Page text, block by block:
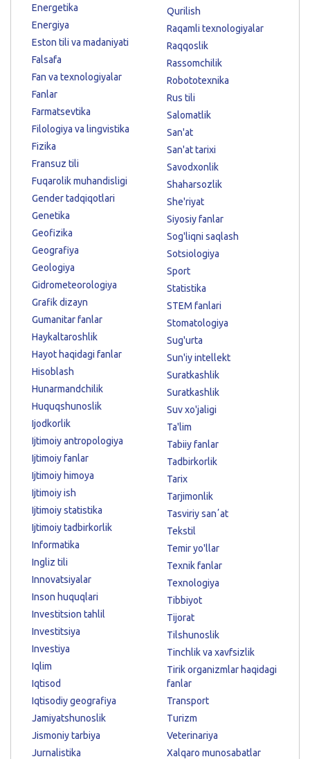
Energetika
Energiya
Eston tili va madaniyati
Falsafa
Fan va texnologiyalar
Fanlar
Farmatsevtika
Filologiya va lingvistika
Fizika
Fransuz tili
Fuqarolik muhandisligi
Gender tadqiqotlari
Genetika
Geofizika
Geografiya
Geologiya
Gidrometeorologiya
Grafik dizayn
Gumanitar fanlar
Haykaltaroshlik
Hayot haqidagi fanlar
Hisoblash
Hunarmandchilik
Huquqshunoslik
Ijodkorlik
Ijtimoiy antropologiya
Ijtimoiy fanlar
Ijtimoiy himoya
Ijtimoiy ish
Ijtimoiy statistika
Ijtimoiy tadbirkorlik
Informatika
Ingliz tili
Innovatsiyalar
Inson huquqlari
Investitsion tahlil
Investitsiya
Investiya
Iqlim
Iqtisod
Iqtisodiy geografiya
Jamiyatshunoslik
Jismoniy tarbiya
Jurnalistika
Qurilish
Raqamli texnologiyalar
Raqqoslik
Rassomchilik
Robototexnika
Rus tili
Salomatlik
San'at
San'at tarixi
Savodxonlik
Shaharsozlik
She'riyat
Siyosiy fanlar
Sog'liqni saqlash
Sotsiologiya
Sport
Statistika
STEM fanlari
Stomatologiya
Sug'urta
Sun'iy intellekt
Suratkashlik
Suratkashlik
Suv xo'jaligi
Ta'lim
Tabiiy fanlar
Tadbirkorlik
Tarix
Tarjimonlik
Tasviriy sanʼat
Tekstil
Temir yo'llar
Texnik fanlar
Texnologiya
Tibbiyot
Tijorat
Tilshunoslik
Tinchlik va xavfsizlik
Tirik organizmlar haqidagi
fanlar
Transport
Turizm
Veterinariya
Xalqaro munosabatlar